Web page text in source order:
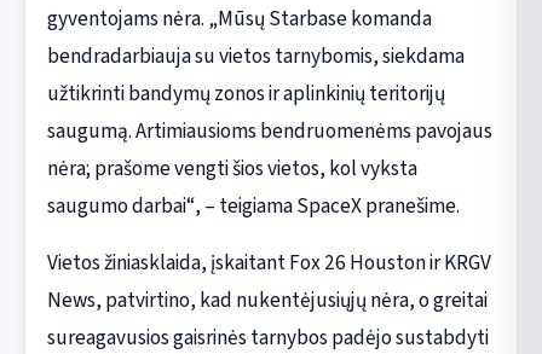
gyventojams nėra. „Mūsų Starbase komanda
bendradarbiauja su vietos tarnybomis, siekdama
užtikrinti bandymų zonos ir aplinkinių teritorijų
saugumą. Artimiausioms bendruomenėms pavojaus
nėra; prašome vengti šios vietos, kol vyksta
saugumo darbai“, – teigiama SpaceX pranešime.
Vietos žiniasklaida, įskaitant Fox 26 Houston ir KRGV
News, patvirtino, kad nukentėjusiųjų nėra, o greitai
sureagavusios gaisrinės tarnybos padėjo sustabdyti